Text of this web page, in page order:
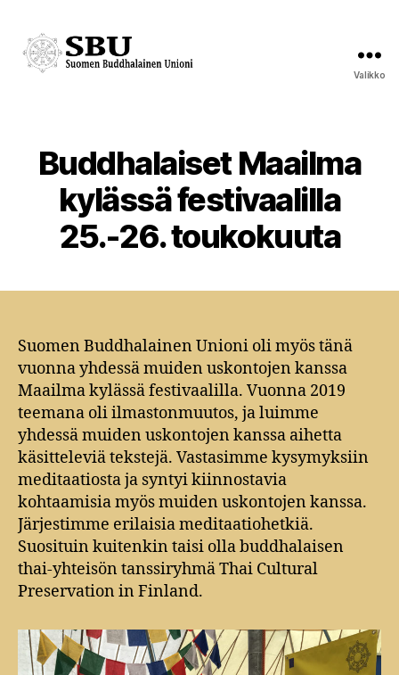
Valikko
Kategoriat
Buddhalaiset Maailma
kylässä festivaalilla
25.-26. toukokuuta
Suomen Buddhalainen Unioni oli myös tänä
vuonna yhdessä muiden uskontojen kanssa
Maailma kylässä festivaalilla. Vuonna 2019
teemana oli ilmastonmuutos, ja luimme
yhdessä muiden uskontojen kanssa aihetta
käsitteleviä tekstejä. Vastasimme kysymyksiin
meditaatiosta ja syntyi kiinnostavia
kohtaamisia myös muiden uskontojen kanssa.
Järjestimme erilaisia meditaatiohetkiä.
Suosituin kuitenkin taisi olla buddhalaisen
thai-yhteisön tanssiryhmä Thai Cultural
Preservation in Finland.